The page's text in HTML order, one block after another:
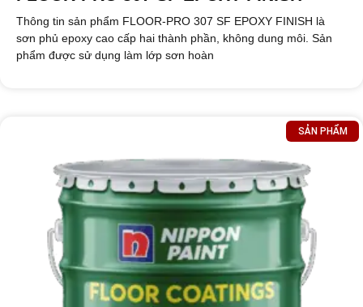
Thông tin sản phẩm FLOOR-PRO 307 SF EPOXY FINISH là
sơn phủ epoxy cao cấp hai thành phần, không dung môi. Sản
phẩm được sử dụng làm lớp sơn hoàn
SẢN PHẨM